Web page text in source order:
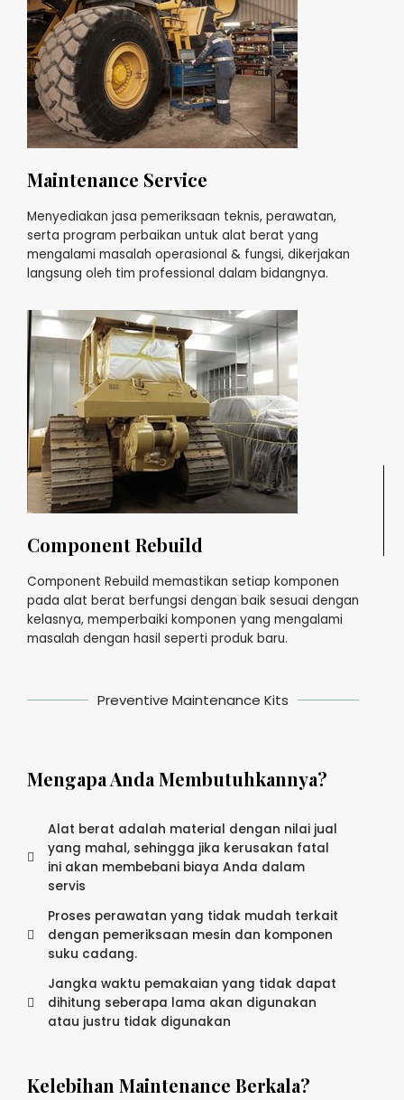
Maintenance Service
Menyediakan jasa pemeriksaan teknis, perawatan,
serta program perbaikan untuk alat berat yang
mengalami masalah operasional & fungsi, dikerjakan
langsung oleh tim professional dalam bidangnya.
Component Rebuild
Component Rebuild memastikan setiap komponen
pada alat berat berfungsi dengan baik sesuai dengan
kelasnya, memperbaiki komponen yang mengalami
masalah dengan hasil seperti produk baru.
Preventive Maintenance Kits
Mengapa Anda Membutuhkannya?
Alat berat adalah material dengan nilai jual
yang mahal, sehingga jika kerusakan fatal
ini akan membebani biaya Anda dalam
servis
Proses perawatan yang tidak mudah terkait
dengan pemeriksaan mesin dan komponen
suku cadang.
Jangka waktu pemakaian yang tidak dapat
dihitung seberapa lama akan digunakan
atau justru tidak digunakan
Kelebihan Maintenance Berkala?